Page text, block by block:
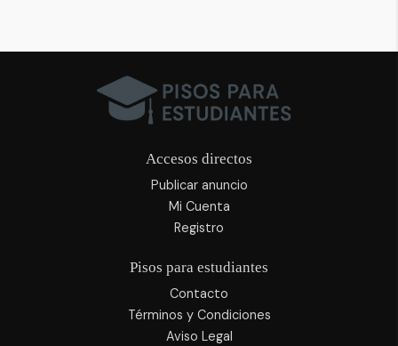
Accesos directos
Publicar anuncio
Mi Cuenta
Registro
Pisos para estudiantes
Contacto
Términos y Condiciones
Aviso Legal